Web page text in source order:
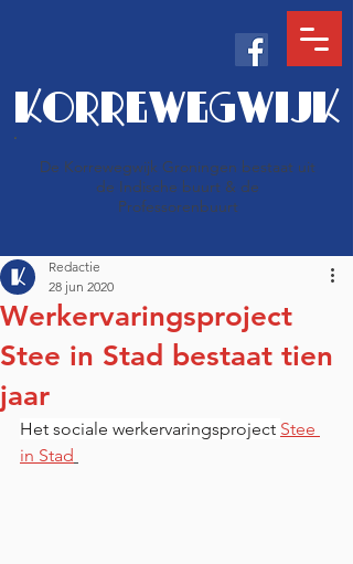
KORREWEGWIJK
De Korrewegwijk Groningen bestaat uit
de Indische buurt & de
Professorenbuurt
Werkervaringsproject
Stee in Stad bestaat tien
jaar
Redactie
28 jun 2020
Het sociale werkervaringsproject Stee
in Stad